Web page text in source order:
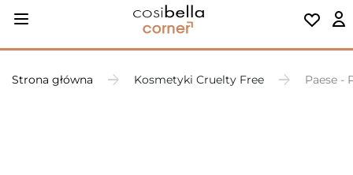
Strona główna Kosmetyki Cruelty Free Paese -